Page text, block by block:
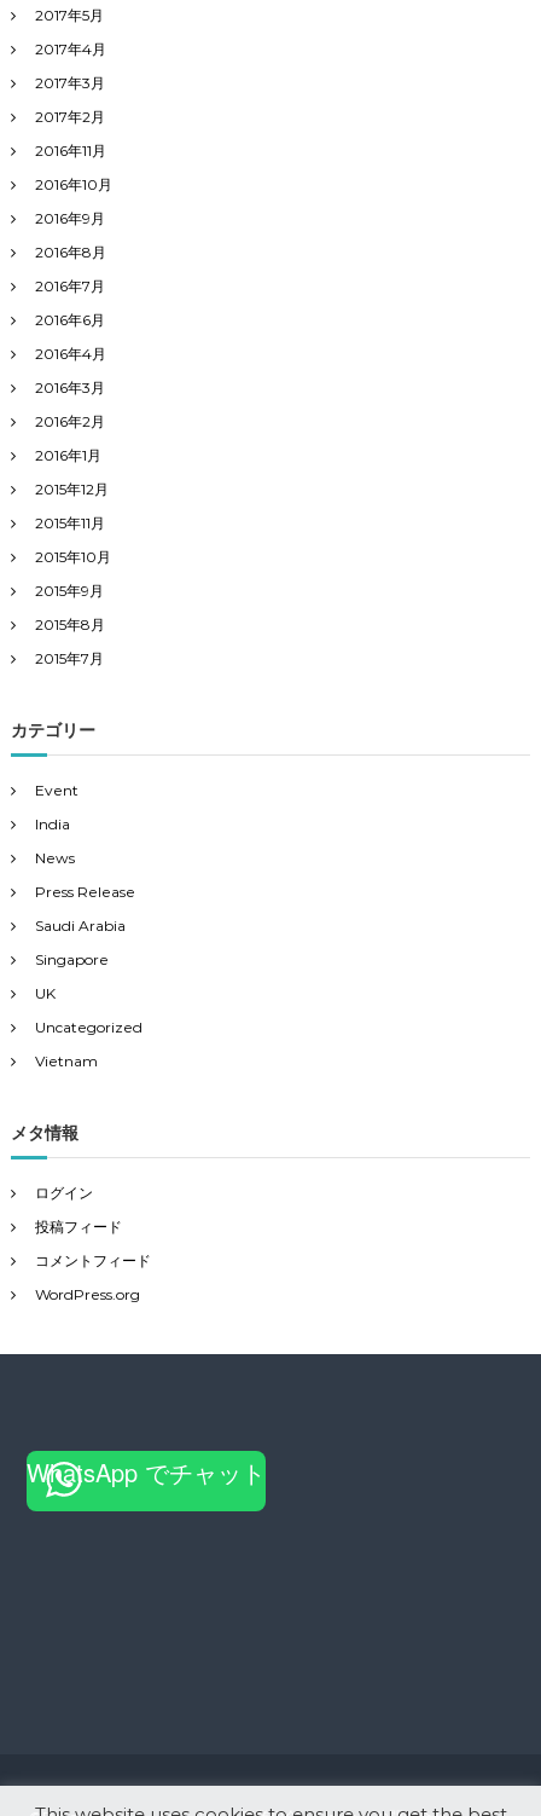
2017年5月
2017年4月
2017年3月
2017年2月
2016年11月
2016年10月
2016年9月
2016年8月
2016年7月
2016年6月
2016年4月
2016年3月
2016年2月
2016年1月
2015年12月
2015年11月
2015年10月
2015年9月
2015年8月
2015年7月
カテゴリー
Event
India
News
Press Release
Saudi Arabia
Singapore
UK
Uncategorized
Vietnam
メタ情報
ログイン
投稿フィード
コメントフィード
WordPress.org
WhatsApp でチャット